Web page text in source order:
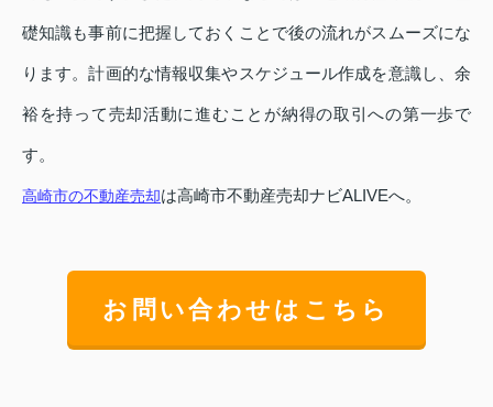
礎知識も事前に把握しておくことで後の流れがスムーズにな
ります。計画的な情報収集やスケジュール作成を意識し、余
裕を持って売却活動に進むことが納得の取引への第一歩で
す。
高崎市の不動産売却は高崎市不動産売却ナビALIVEへ。
お問い合わせはこちら